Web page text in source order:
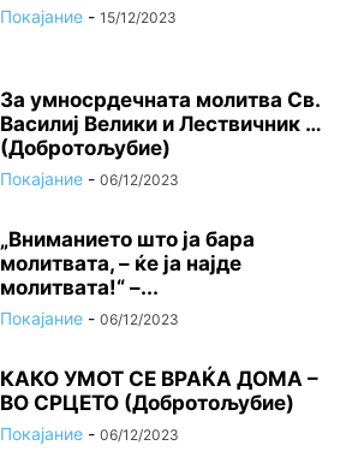
Покајание - 15/12/2023
За умносрдечната молитва Св.
Василиј Велики и Лествичник …
(Добротољубие)
Покајание - 06/12/2023
„Вниманието што jа бара
молитвата, – ќе jа најде
молитвата!“ –...
Покајание - 06/12/2023
КАКО УМОТ СЕ ВРАЌА ДОМА –
ВО СРЦЕТО (Добротољубие)
Покајание - 06/12/2023